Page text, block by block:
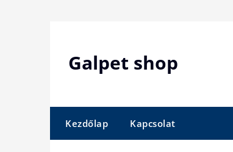
Galpet shop
Kezdőlap Kapcsolat